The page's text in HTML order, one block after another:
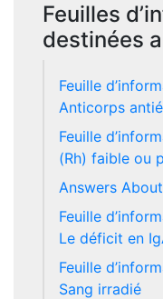
Feuilles
destinées
Feuille
Anticorps
Feuille
(Rh) faible ou
Answers
Feuille
Le déficit en
Feuille
Sang irradié